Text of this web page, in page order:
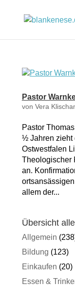
Pastor
von Vera
Pastor
½ Jahren zieht
Ostwestfalen
Theologischer
an.
allem der...
Übersicht
Allgemein
Bildung (123)
Einkaufen (20)
Essen &